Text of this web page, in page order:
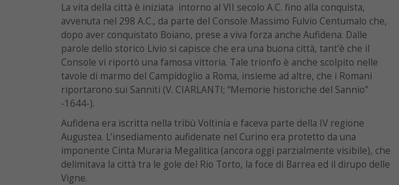
La vita della città è iniziata intorno al VII secolo A.C. fino alla conquista,
avvenuta nel 298 A.C., da parte del Console Massimo Fulvio Centumalo che,
dopo aver conquistato Boiano, prese a viva forza anche Aufidena. Dalle
parole dello storico Livio si capisce che era una buona città, tant’è che il
Console vi riportò una famosa vittoria. Tale trionfo è anche scolpito nelle
tavole di marmo del Campidoglio a Roma, insieme ad altre, che i Romani
riportarono sui Sanniti (V. CIARLANTI; “Memorie historiche del Sannio”
-1644-).
Aufidena era iscritta nella tribù Voltinia e faceva parte della IV regione
Augustea. L’insediamento aufidenate nel Curino era protetto da una
imponente Cinta Muraria Megalitica (ancora oggi parzialmente visibile), che
delimitava la città tra le gole del Rio Torto, la foce di Barrea ed il dirupo delle
Vigne.